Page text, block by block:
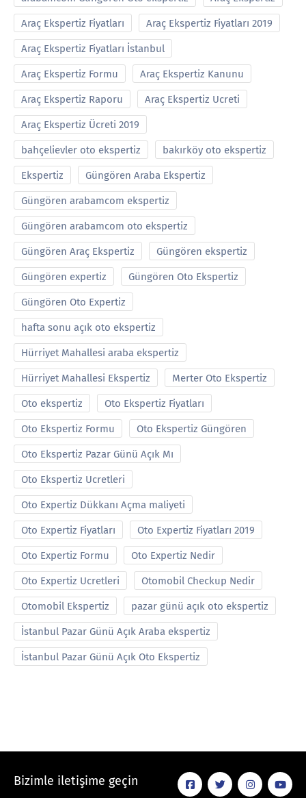
Araç Ekspertiz Fiyatları Araç Ekspertiz Fiyatları 2019
Araç Ekspertiz Fiyatları İstanbul
Araç Ekspertiz Formu Araç Ekspertiz Kanunu
Araç Ekspertiz Raporu Araç Ekspertiz Ucreti
Araç Ekspertiz Ücreti 2019
bahçelievler oto ekspertiz bakırköy oto ekspertiz
Ekspertiz Güngören Araba Ekspertiz
Güngören arabamcom ekspertiz
Güngören arabamcom oto ekspertiz
Güngören Araç Ekspertiz Güngören ekspertiz
Güngören expertiz Güngören Oto Ekspertiz
Güngören Oto Expertiz
hafta sonu açık oto ekspertiz
Hürriyet Mahallesi araba ekspertiz
Hürriyet Mahallesi Ekspertiz Merter Oto Ekspertiz
Oto ekspertiz Oto Ekspertiz Fiyatları
Oto Ekspertiz Formu Oto Ekspertiz Güngören
Oto Ekspertiz Pazar Günü Açık Mı
Oto Ekspertiz Ucretleri
Oto Expertiz Dükkanı Açma maliyeti
Oto Expertiz Fiyatları Oto Expertiz Fiyatları 2019
Oto Expertiz Formu Oto Expertiz Nedir
Oto Expertiz Ucretleri Otomobil Checkup Nedir
Otomobil Ekspertiz pazar günü açık oto ekspertiz
İstanbul Pazar Günü Açık Araba ekspertiz
İstanbul Pazar Günü Açık Oto Ekspertiz
Bizimle iletişime geçin